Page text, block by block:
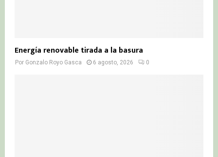
Energía renovable tirada a la basura
Por Gonzalo Royo Gasca 6 agosto, 2026 0